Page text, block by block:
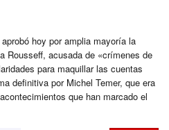
hoy por amplia mayoría la
Rousseff, acusada de «crímenes de
para maquillar las cuentas
definitiva por Michel Temer, que era
que han marcado el